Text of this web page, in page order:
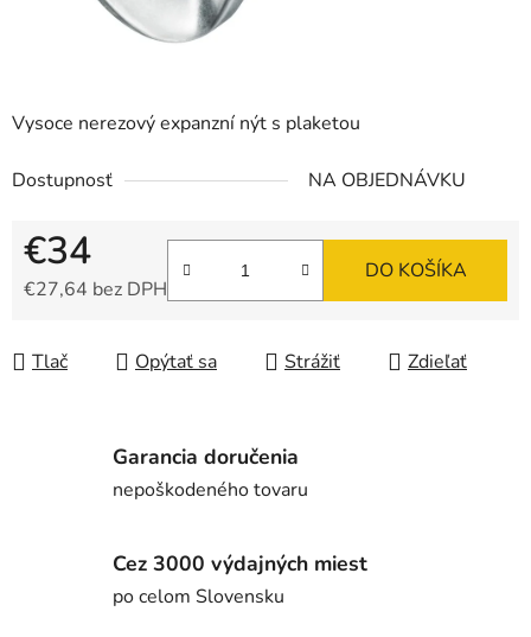
Vysoce nerezový expanzní nýt s plaketou
Dostupnosť NA OBJEDNÁVKU
€34
€27,64 bez DPH
DO KOŠÍKA
Tlač Opýtať sa Strážiť Zdieľať
Garancia doručenia
nepoškodeného tovaru
Cez 3000 výdajných miest
po celom Slovensku